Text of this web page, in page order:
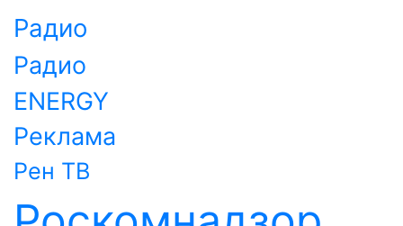
Радио
Радио
ENERGY
Реклама
Рен ТВ